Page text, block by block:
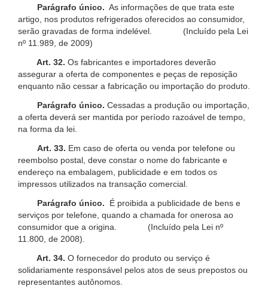
Parágrafo único. As informações de que trata este
artigo, nos produtos refrigerados oferecidos ao consumidor,
serão gravadas de forma indelével. (Incluído pela Lei
nº 11.989, de 2009)
Art. 32. Os fabricantes e importadores deverão
assegurar a oferta de componentes e peças de reposição
enquanto não cessar a fabricação ou importação do produto.
Parágrafo único. Cessadas a produção ou importação,
a oferta deverá ser mantida por período razoável de tempo,
na forma da lei.
Art. 33. Em caso de oferta ou venda por telefone ou
reembolso postal, deve constar o nome do fabricante e
endereço na embalagem, publicidade e em todos os
impressos utilizados na transação comercial.
Parágrafo único.
É proibida a publicidade de bens e
serviços por telefone, quando a chamada for onerosa ao
consumidor que a origina. (Incluído pela Lei nº
11.800, de 2008).
Art. 34. O fornecedor do produto ou serviço é
solidariamente responsável pelos atos de seus prepostos ou
representantes autônomos.